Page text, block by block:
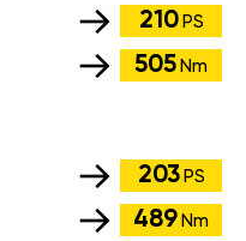
210 PS
505 Nm
203 PS
489 Nm